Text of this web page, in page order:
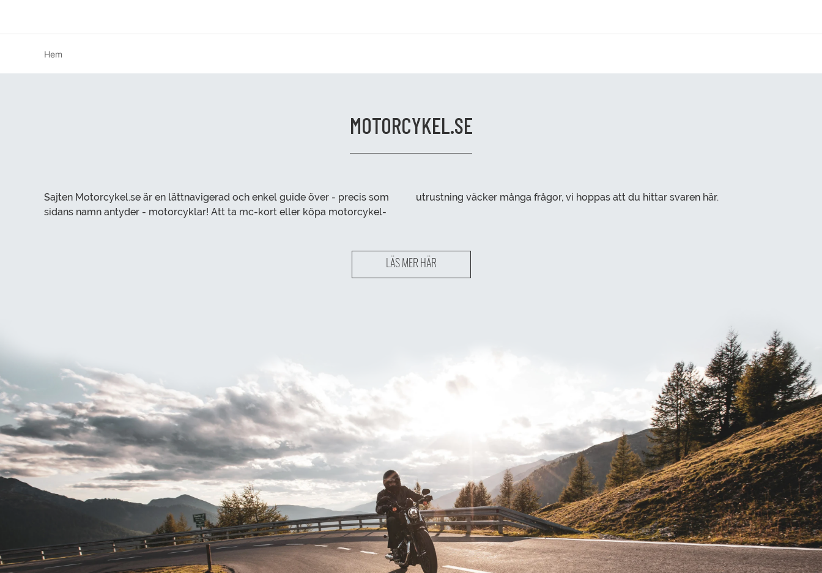
Hem
MOTORCYKEL.SE
Sajten Motorcykel.se är en lättnavigerad och enkel guide över - precis som
sidans namn antyder - motorcyklar! Att ta mc-kort eller köpa motorcykel-
utrustning väcker många frågor, vi hoppas att du hittar svaren här.
LÄS MER HÄR